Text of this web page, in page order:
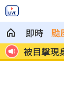
即時 颱
紀
被目擊現
了